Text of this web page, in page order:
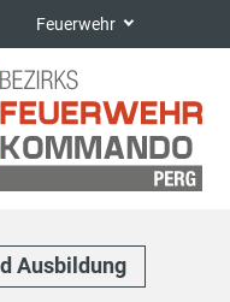
Feuerwehr
Ausbildung